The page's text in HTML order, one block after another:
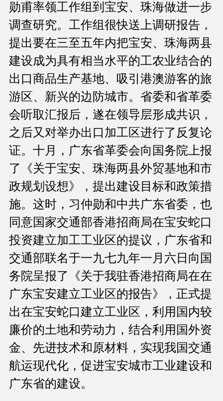
勋甫率领工作组到宝安、珠海做进一步
调查研究。工作组很快送上调研报告，
提出要在三至五年内把宝安、珠海两县
建设成为具有相当水平的工农业结合的
出口商品生产基地、吸引港澳游客的旅
游区、新兴的边防城市。省委和省革委
会听取汇报后，遂在领导层形成共识，
之后又对举办出口加工区进行了反复论
证。十月，广东省革委会向国务院上报
了《关于宝安、珠海两县外贸基地和市
政规划设想》，提出建设目标和政策措
施。这时，习仲勋和中共广东省委，也
同意国家交通部香港招商局在宝安蛇口
投资建立加工工业区的提议，广东省和
交通部联名于一九七九年一月六日向国
务院呈报了《关于我驻香港招商局在在
广东宝安建立工业区的报告》，正式提
出在宝安蛇口建立工业区，利用国内较
廉价的土地和劳动力，结合利用国外资
金、先进技术和原材料，实现我国交通
航运现代化，促进宝安城市工业建设和
广东省的建设。